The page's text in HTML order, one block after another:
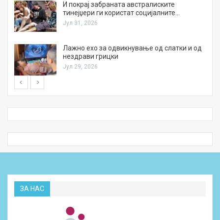
И покрај забраната австралиските
тинејџери ги користат социјалните…
Јул 31, 2026
Лажно ехо за одвикнување од слатки и од
нездрави грицки
Јул 29, 2026
ЗА НАС